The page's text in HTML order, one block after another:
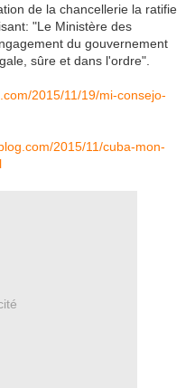
de la chancellerie la ratifie
"Le Ministère des
du gouvernement
sûre et dans l'ordre".
2015/11/19/mi-consejo-
2015/11/cuba-mon-